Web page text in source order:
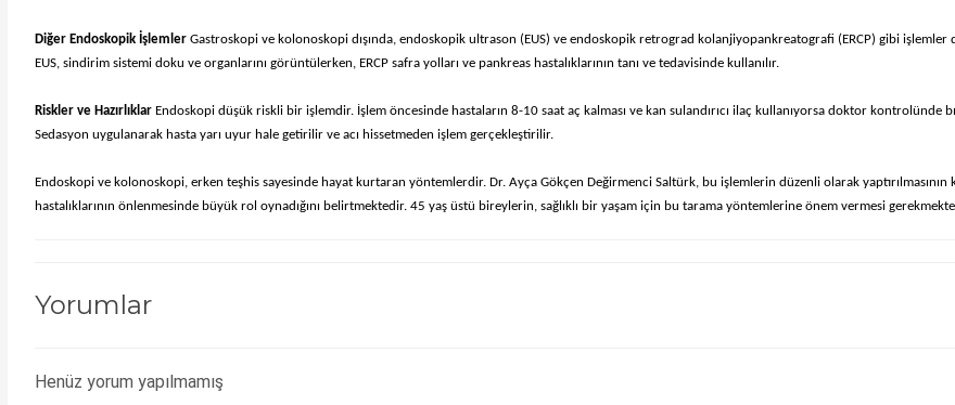
Diğer Endoskopik İşlemler Gastroskopi ve kolonoskopi dışında, endoskopik ultrason (EUS) ve endoskopik retrograd kolanjiyopankreatografi (ERCP) gibi işlemler
EUS, sindirim sistemi doku ve organlarını görüntülerken, ERCP safra yolları ve pankreas hastalıklarının tanı ve tedavisinde kullanılır.
Riskler ve Hazırlıklar Endoskopi düşük riskli bir işlemdir. İşlem öncesinde hastaların 8-10 saat aç kalması ve kan sulandırıcı ilaç kullanıyorsa doktor kontrolünde
Sedasyon uygulanarak hasta yarı uyur hale getirilir ve acı hissetmeden işlem gerçekleştirilir.
Endoskopi ve kolonoskopi, erken teşhis sayesinde hayat kurtaran yöntemlerdir. Dr. Ayça Gökçen Değirmenci Saltürk, bu işlemlerin düzenli olarak yaptırılmasının
hastalıklarının önlenmesinde büyük rol oynadığını belirtmektedir. 45 yaş üstü bireylerin, sağlıklı bir yaşam için bu tarama yöntemlerine önem vermesi
Yorumlar
Henüz yorum yapılmamış